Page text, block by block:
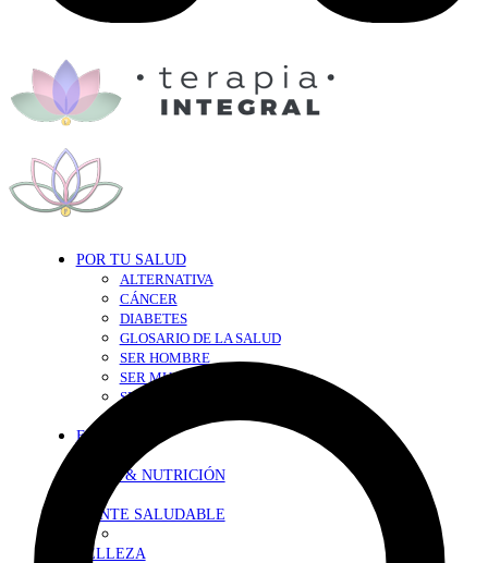
POR TU SALUD
ALTERNATIVA
CÁNCER
DIABETES
GLOSARIO DE LA SALUD
SER HOMBRE
SER MUJER
SEXY-SALUD
EN FORMA
DIETA & NUTRICIÓN
MENTE SALUDABLE
BELLEZA